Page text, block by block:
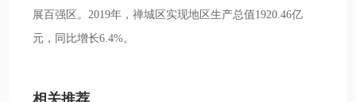
展百强区。2019年，禅城区实现地区生产总值1920.46亿
元，同比增长6.4%。